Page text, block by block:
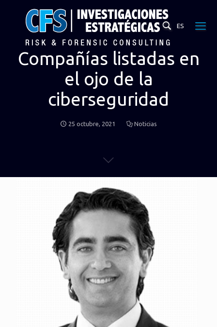
ES
Compañías listadas en
el ojo de la
ciberseguridad
25 octubre, 2021 Noticias